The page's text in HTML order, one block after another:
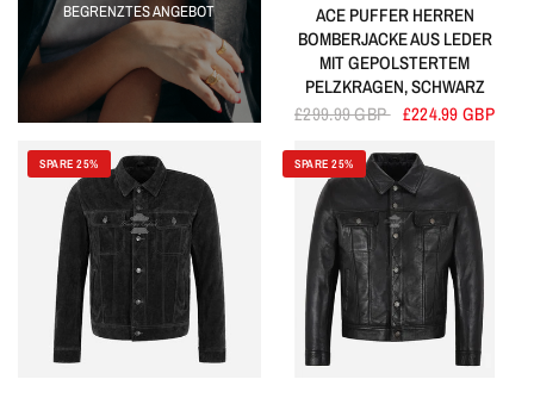
BEGRENZTES ANGEBOT
ACE PUFFER HERREN
BOMBERJACKE AUS LEDER
MIT GEPOLSTERTEM
PELZKRAGEN, SCHWARZ
£299.99 GBP £224.99 GBP
SPARE 25% SPARE 25%